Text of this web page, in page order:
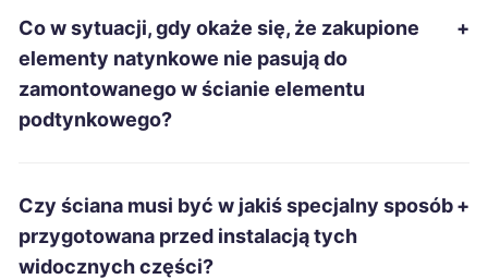
Chojnice 315 zł
Jelenia Góra
Malbork 315 zł
Radomsko
Co w sytuacji, gdy okaże się, że zakupione
elementy natynkowe nie pasują do
zamontowanego w ścianie elementu
podtynkowego?
+
Czy ściana musi być w jakiś specjalny sposób
przygotowana przed instalacją tych
widocznych części?
+